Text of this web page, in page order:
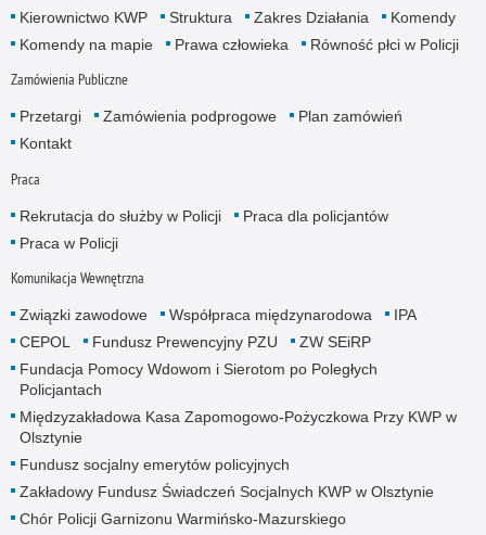
Kierownictwo KWP Struktura Zakres Działania
Komendy
Komendy na mapie
Prawa człowieka Równość płci w Policji
Zamówienia Publiczne
Przetargi Zamówienia podprogowe
Plan zamówień
Kontakt
Praca
Rekrutacja do służby w Policji
Praca dla policjantów
Praca w Policji
Komunikacja Wewnętrzna
Związki zawodowe Współpraca międzynarodowa
IPA
CEPOL
Fundusz Prewencyjny PZU
ZW SEiRP
Fundacja Pomocy Wdowom i Sierotom po Poległych
Policjantach
Międzyzakładowa Kasa Zapomogowo-Pożyczkowa Przy KWP w
Olsztynie
Fundusz socjalny emerytów policyjnych
Zakładowy Fundusz Świadczeń Socjalnych KWP w Olsztynie
Chór Policji Garnizonu Warmińsko-Mazurskiego